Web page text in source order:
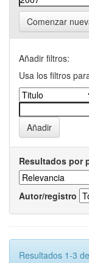
Comenzar
Añadir filtros:
Usa los filtros
Resultados por
Autor/registro
Resultados 1-3